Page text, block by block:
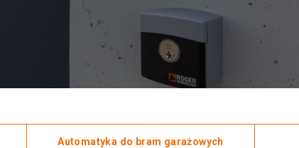
Automatyka do bram garażowych